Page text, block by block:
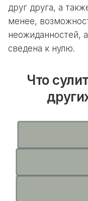
друг друга, а
менее,
неожиданностей,
сведена к нулю.
Что